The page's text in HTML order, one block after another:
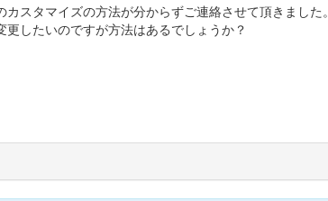
スタマイズの方法が分からずご連絡させて頂きました。
したいのですが方法はあるでしょうか？